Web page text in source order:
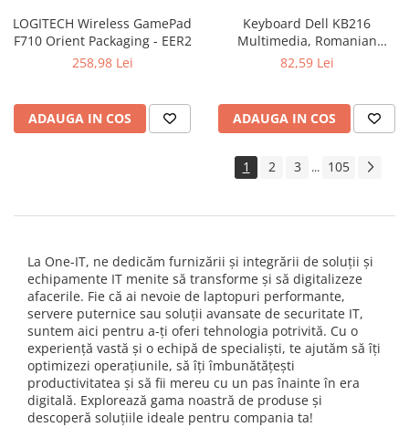
LOGITECH Wireless GamePad
F710 Orient Packaging - EER2
258,98 Lei
ADAUGA IN COS
Keyboard Dell KB216
Multimedia, Romanian
(QWERTZ), Black
82,59 Lei
ADAUGA IN COS
1 2 3 ... 105
La One-IT, ne dedicăm furnizării și integrării de soluții și
echipamente IT menite să transforme și să digitalizeze
afacerile. Fie că ai nevoie de laptopuri performante,
servere puternice sau soluții avansate de securitate IT,
suntem aici pentru a-ți oferi tehnologia potrivită. Cu o
experiență vastă și o echipă de specialiști, te ajutăm să îți
optimizezi operațiunile, să îți îmbunătățești
productivitatea și să fii mereu cu un pas înainte în era
digitală. Explorează gama noastră de produse și
descoperă soluțiile ideale pentru compania ta!